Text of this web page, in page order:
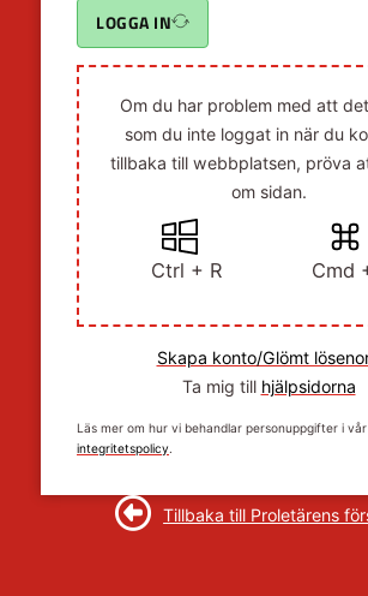
LOGGA IN
Om du har problem med att
som du inte loggat in när du
tillbaka till webbplatsen, pröva
om sidan.
Ctrl + R Cmd
Skapa konto/Glömt
Ta mig till hjälpsidorna
Läs mer om hur vi behandlar personuppgifter i vår
integritetspolicy.
Tillbaka till Proletärens